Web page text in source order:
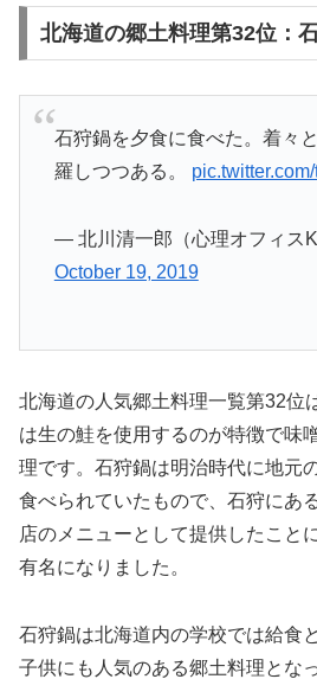
北海道の郷土料理第32位：
石狩鍋を夕食に食べた。着々
羅しつつある。
— 北川清一郎（心理オフィス
October 19, 2019
北海道の人気郷土料理一覧第32位
は生の鮭を使用するのが特徴で味
理です。石狩鍋は明治時代に地元
食べられていたもので、石狩にあ
店のメニューとして提供したこと
有名になりました。
石狩鍋は北海道内の学校では給食
子供にも人気のある郷土料理とな